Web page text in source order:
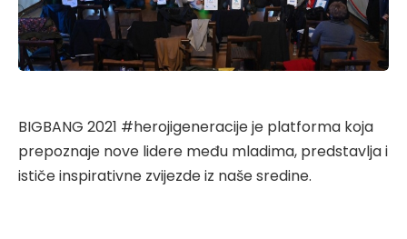
BIGBANG 2021 #herojigeneracije je platforma koja
prepoznaje nove lidere među mladima, predstavlja i
ističe inspirativne zvijezde iz naše sredine.